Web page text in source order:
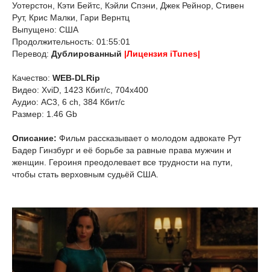
Уотерстон, Кэти Бейтс, Кэйли Спэни, Джек Рейнор, Стивен
Рут, Крис Малки, Гари Вернтц
Выпущено: США
Продолжительность: 01:55:01
Перевод: Дублированный |Лицензия iTunes|
Качество: WEB-DLRip
Видео: XviD, 1423 Кбит/с, 704x400
Аудио: AC3, 6 ch, 384 Кбит/с
Размер: 1.46 Gb
Описание: Фильм рассказывает о молодом адвокате Рут
Бадер Гинзбург и её борьбе за равные права мужчин и
женщин. Героиня преодолевает все трудности на пути,
чтобы стать верховным судьёй США.